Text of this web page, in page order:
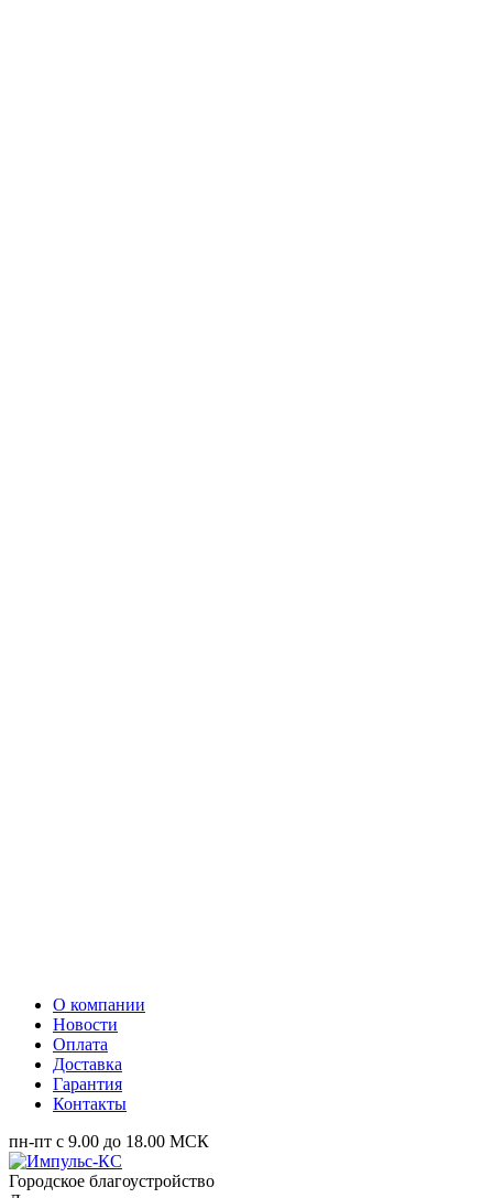
О компании
Новости
Оплата
Доставка
Гарантия
Контакты
пн-пт с 9.00 до 18.00 МСК
Городское благоустройство